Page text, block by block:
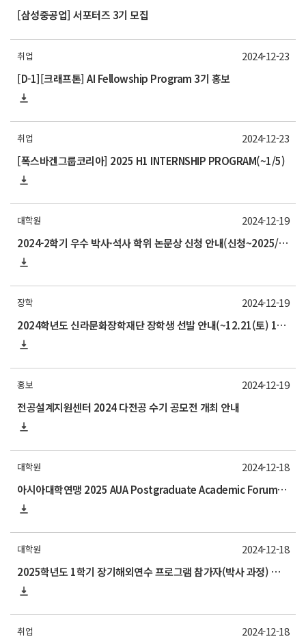
[삼성중공업] 서포터즈 3기 모집
취업
[D-1][크래프톤] AI Fellowship Program 3기 홍보
2024-12-23
취업
[폭스바겐그룹코리아] 2025 H1 INTERNSHIP PROGRAM(~1/5)
2024-12-23
대학원
2024-2학기 우수 박사·석사 학위 논문상 신청 안내(신청~2025/1/17)
2024-12-19
장학
2024학년도 신라문화장학재단 장학생 선발 안내(~12.21(토) 17:00)
2024-12-19
홍보
전공설계지원센터 2024 다전공 수기 공모전 개최 안내
2024-12-19
대학원
아시아대학연맹 2025 AUA Postgraduate Academic Forum 안내
2024-12-18
대학원
2025학년도 1학기 장기해외연수 프로그램 참가자(박사 과정) 모집 안내
2024-12-18
취업 2024-12-18